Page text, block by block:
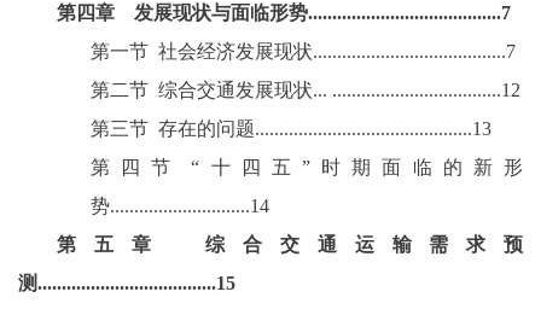
第四章
发展现状与面临形势........................................7
第一节 社会经济发展现状........................................7
第二节 综合交通发展现状... ...................................12
第三节 存在的问题.............................................13
第四节
“十四五”时期面临的新形
势.............................14
第五章
综合交通运输需求预
测.....................................15